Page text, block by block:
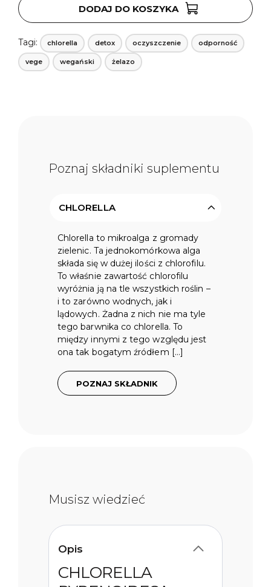
PYRENOIDESA
PRODUKT
WEGAŃSKI
500
TABLETEK
DODAJ DO KOSZYKA
Tagi: chlorella detox oczyszczenie odporność
vege wegański żelazo
Poznaj składniki suplementu
CHLORELLA
Chlorella to mikroalga z gromady
zielenic. Ta jednokomórkowa alga
składa się w dużej ilości z chlorofilu.
To właśnie zawartość chlorofilu
wyróżnia ją na tle wszystkich roślin –
i to zarówno wodnych, jak i
lądowych. Żadna z nich nie ma tyle
tego barwnika co chlorella. To
między innymi z tego względu jest
ona tak bogatym źródłem […]
POZNAJ SKŁADNIK
Musisz wiedzieć
Opis
CHLORELLA